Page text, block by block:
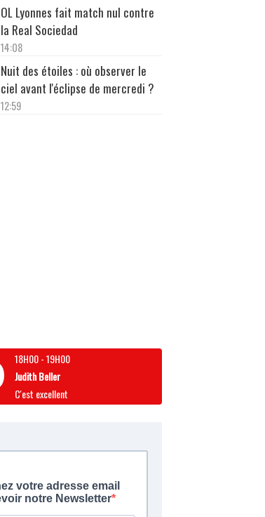
OL Lyonnes fait match nul contre
la Real Sociedad
14:08
Nuit des étoiles : où observer le
ciel avant l'éclipse de mercredi ?
12:59
18H00-19H00
Judith Beller
C'est excellent